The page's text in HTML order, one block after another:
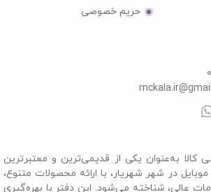
حریم خصوصی
کالا به‌عنوان یکی از قدیمی‌ترین و معتبرترین
در شهر شهریار، با ارائه محصولات متنوع،
عالی، شناخته می‌شود. این دفتر با بهره‌گیری